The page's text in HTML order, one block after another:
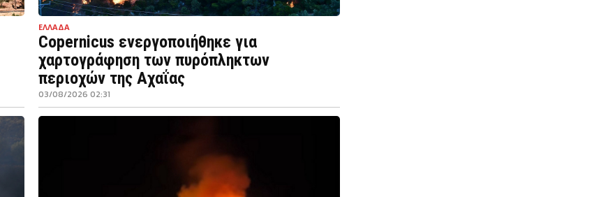
ΕΛΛΑΔΑ
Copernicus ενεργοποιήθηκε για
χαρτογράφηση των πυρόπληκτων
περιοχών της Αχαΐας
03/08/2026 02:31